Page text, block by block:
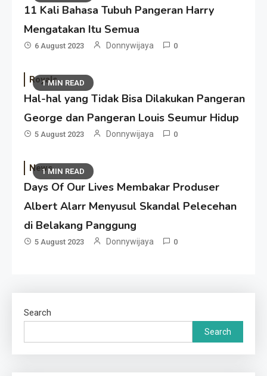
11 Kali Bahasa Tubuh Pangeran Harry
Mengatakan Itu Semua
6 August 2023 Donnywijaya 0
1 MIN READ
Royals
Hal-hal yang Tidak Bisa Dilakukan Pangeran
George dan Pangeran Louis Seumur Hidup
5 August 2023 Donnywijaya 0
1 MIN READ
News
Days Of Our Lives Membakar Produser
Albert Alarr Menyusul Skandal Pelecehan
di Belakang Panggung
5 August 2023 Donnywijaya 0
Search
Search